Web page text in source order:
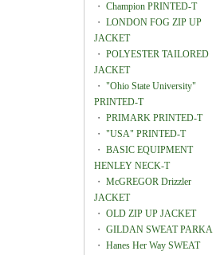
・ Champion PRINTED-T
・ LONDON FOG ZIP UP
JACKET
・ POLYESTER TAILORED
JACKET
・ "Ohio State University"
PRINTED-T
・ PRIMARK PRINTED-T
・ "USA" PRINTED-T
・ BASIC EQUIPMENT
HENLEY NECK-T
・ McGREGOR Drizzler
JACKET
・ OLD ZIP UP JACKET
・ GILDAN SWEAT PARKA
・ Hanes Her Way SWEAT